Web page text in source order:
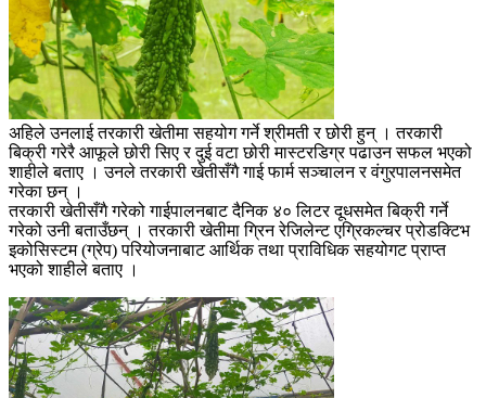
अहिले उनलाई तरकारी खेतीमा सहयोग गर्ने श्रीमती र छोरी हुन् । तरकारी
बिक्री गरेरै आफूले छोरी सिए र दुई वटा छोरी मास्टरडिग्र पढाउन सफल भएको
शाहीले बताए । उनले तरकारी खेतीसँगै गाई फार्म सञ्चालन र वंगुरपालनसमेत
गरेका छन् ।
तरकारी खेतीसँगै गरेको गाईपालनबाट दैनिक ४० लिटर दूधसमेत बिक्री गर्ने
गरेको उनी बताउँछन् । तरकारी खेतीमा ग्रिन रेजिलेन्ट एग्रिकल्चर प्रोडक्टिभ
इकोसिस्टम (ग्रेप) परियोजनाबाट आर्थिक तथा प्राविधिक सहयोगट प्राप्त
भएको शाहीले बताए ।